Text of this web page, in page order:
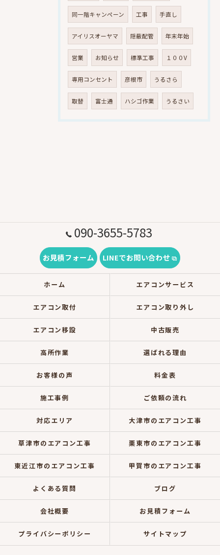
同一階キャンペーン 工事 手直し
アイリスオーヤマ 隠蔽配管 年末年始
営業 お知らせ 標準工事 １００V
専用コンセント 彦根市 うるさら
取替 富士通 ハシゴ作業 うるさい
090-3655-5783
お見積フォーム LINEでお問い合わせ
ホーム エアコンサービス
エアコン取付 エアコン取り外し
エアコン移設 中古販売
高所作業 選ばれる理由
お客様の声 料金表
施工事例 ご依頼の流れ
対応エリア 大津市のエアコン工事
草津市のエアコン工事 栗東市のエアコン工事
東近江市のエアコン工事 甲賀市のエアコン工事
よくある質問 ブログ
会社概要 お見積フォーム
プライバシーポリシー サイトマップ